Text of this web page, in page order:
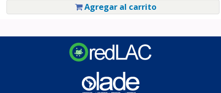
Agregar al carrito